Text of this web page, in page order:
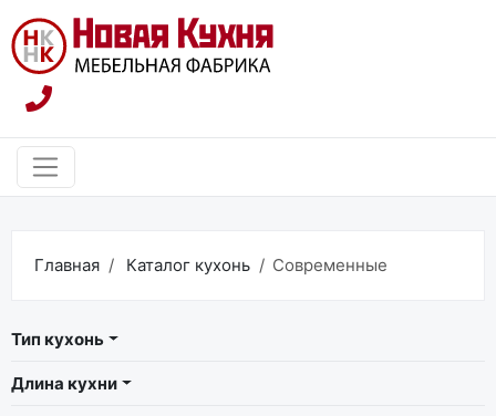
Главная Каталог кухонь Современные
Тип кухонь
Длина кухни